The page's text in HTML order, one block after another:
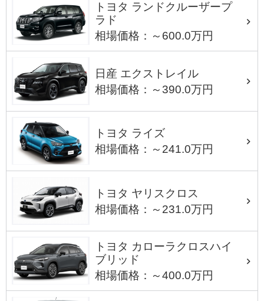
トヨタ ランドクルーザープ
ラド
相場価格：～600.0万円
日産 エクストレイル
相場価格：～390.0万円
トヨタ ライズ
相場価格：～241.0万円
トヨタ ヤリスクロス
相場価格：～231.0万円
トヨタ カローラクロスハイ
ブリッド
相場価格：～400.0万円